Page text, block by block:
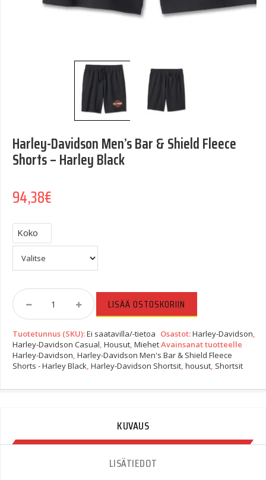
Harley-Davidson Men’s Bar & Shield Fleece
Shorts – Harley Black
94,38€
Koko
Harley-
Davidson
Bar
&
Shield
Shorts
Quantity
LISÄÄ OSTOSKORIIN
Tuotetunnus (SKU):Ei saatavilla/-tietoa Osastot:Harley-Davidson,
Harley-Davidson Casual, Housut, MiehetAvainsanat tuotteelle
Harley-Davidson, Harley-Davidson Men's Bar & Shield Fleece
Shorts - Harley Black, Harley-Davidson Shortsit, housut, Shortsit
KUVAUS
LISÄTIEDOT